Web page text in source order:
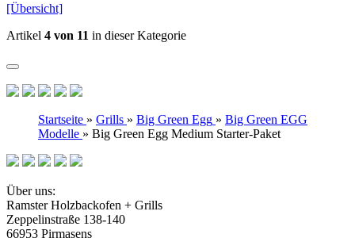
[Übersicht]
Artikel 4 von 11 in dieser Kategorie
Startseite » Grills » Big Green Egg » Big Green EGG
Modelle » Big Green Egg Medium Starter-Paket
Über uns:
Ramster Holzbackofen + Grills
Zeppelinstraße 138-140
66953 Pirmasens